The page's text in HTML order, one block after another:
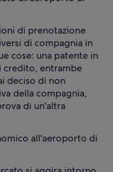
di prenotazione
di compagnia in
cose: una patente in
credito, entrambe
deciso di non
della compagnia,
di un'altra
all'aeroporto di